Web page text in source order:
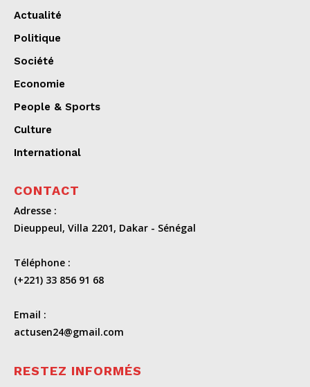
Actualité
Politique
Société
Economie
People & Sports
Culture
International
CONTACT
Adresse :
Dieuppeul, Villa 2201, Dakar - Sénégal
Téléphone :
(+221) 33 856 91 68
Email :
actusen24@gmail.com
RESTEZ INFORMÉS